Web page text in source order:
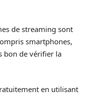
de streaming sont
smartphones,
bon de vérifier la
en utilisant